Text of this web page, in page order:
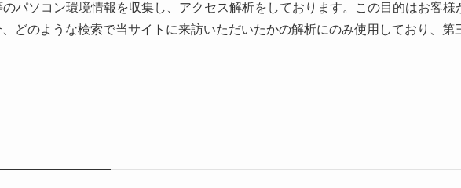
パソコン環境情報を収集し、アクセス解析をしております。この目的はお客様
どのような検索で当サイトに来訪いただいたかの解析にのみ使用しており、第